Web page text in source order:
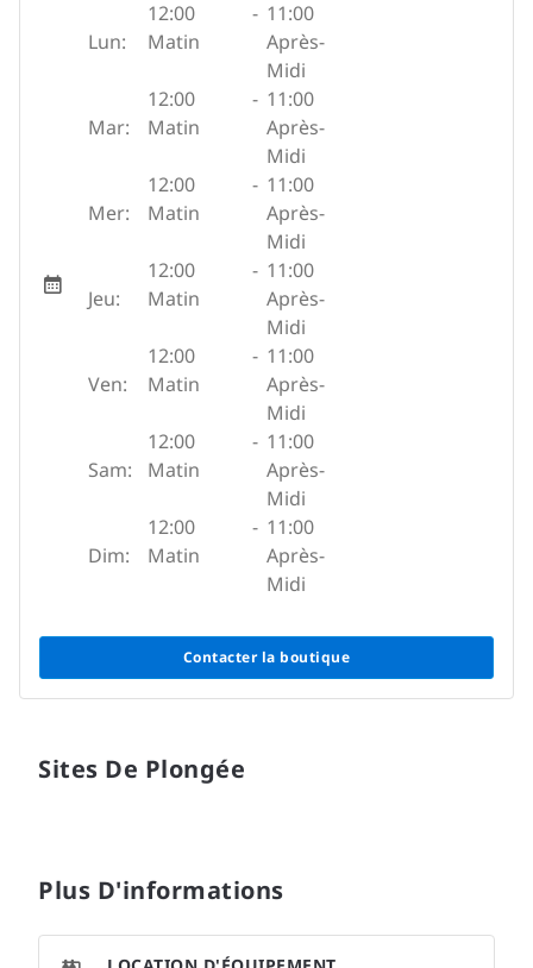
Lun:
12:00
Matin
- 11:00
Après-
Midi
Mar:
12:00
Matin
- 11:00
Après-
Midi
Mer:
12:00
Matin
- 11:00
Après-
Midi
Jeu:
12:00
Matin
- 11:00
Après-
Midi
Ven:
12:00
Matin
- 11:00
Après-
Midi
Sam:
12:00
Matin
- 11:00
Après-
Midi
Dim:
12:00
Matin
- 11:00
Après-
Midi
Contacter la boutique
Sites De Plongée
Plus D'informations